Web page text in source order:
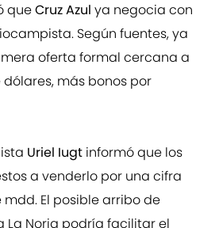
queCruz Azul ya negocia con
Según fuentes, ya
oferta formal cercana a
más bonos por
Uriel Iugt informó que los
a venderlo por una cifra
El posible arribo de
La Noria podría facilitar el